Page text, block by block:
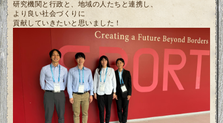
研究機関と行政と、地域の人たちと連携し、
より良い社会づくりに
貢献していきたいと思いました！